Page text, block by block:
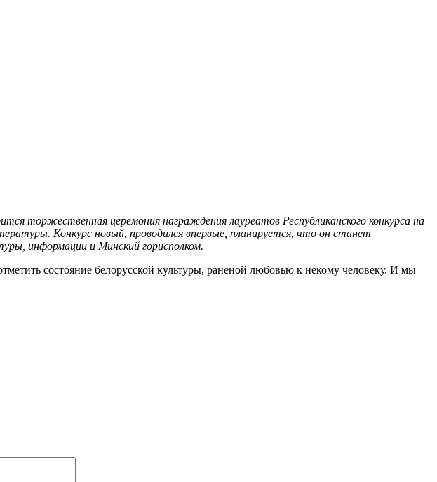
торжественная церемония награждения лауреатов Республиканского конкурса на
Конкурс новый, проводился впервые, планируется, что он станет
информации и Минский горисполком.
состояние белорусской культуры, раненой любовью к некому человеку. И мы